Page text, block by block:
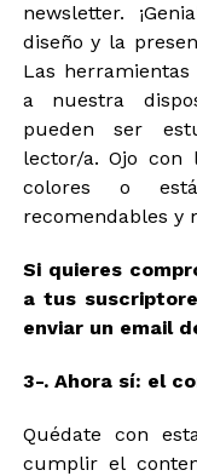
c
o
*
newsletter.
diseño y la
Las
a nuestra
pueden ser
lector/a. Ojo con
colores o
recomendables y
Si quieres
a tus
enviar un email
3-. Ahora sí: el
Quédate con
cumplir el